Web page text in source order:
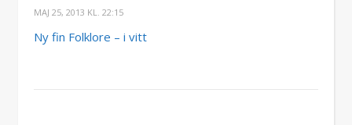
MAJ 25, 2013 KL. 22:15
Ny fin Folklore – i vitt